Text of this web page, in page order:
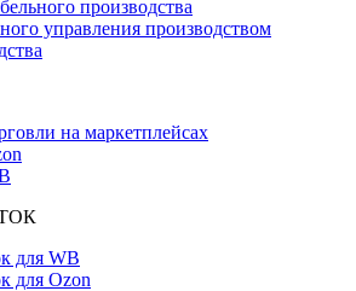
производства
управления производством
на маркетплейсах
для WB
для Ozon